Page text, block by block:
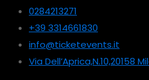
0284213271
+39 3314661830
info@ticketevents.it
Via Dell’Aprica,N.10,20158